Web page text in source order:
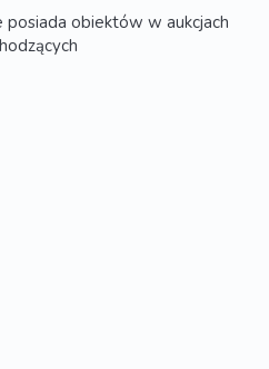
posiada obiektów w aukcjach